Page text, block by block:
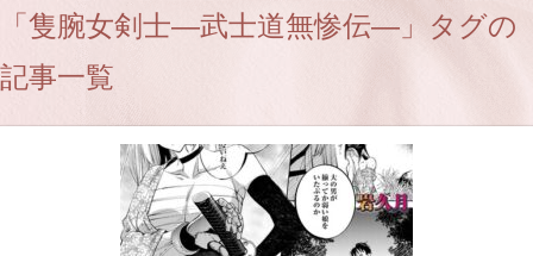
「隻腕女剣士―武士道無惨伝―」タグの
記事一覧